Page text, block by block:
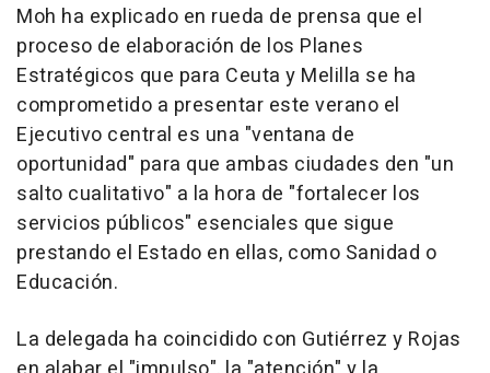
Moh ha explicado en rueda de prensa que el
proceso de elaboración de los Planes
Estratégicos que para Ceuta y Melilla se ha
comprometido a presentar este verano el
Ejecutivo central es una "ventana de
oportunidad" para que ambas ciudades den "un
salto cualitativo" a la hora de "fortalecer los
servicios públicos" esenciales que sigue
prestando el Estado en ellas, como Sanidad o
Educación.
La delegada ha coincidido con Gutiérrez y Rojas